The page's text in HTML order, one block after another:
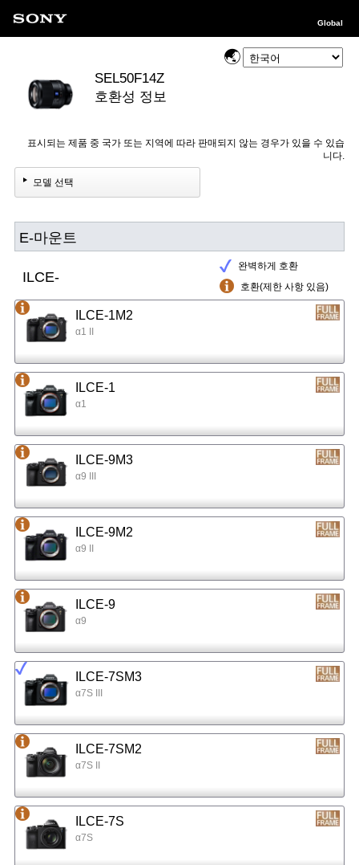
Global
SEL50F14Z
호환성 정보
표시되는 제품 중 국가 또는 지역에 따라 판매되지 않는 경우가 있을 수 있습
니다.
모델 선택
E-마운트
완벽하게 호환
호환(제한 사항 있음)
ILCE-
ILCE-1M2
α1 II
ILCE-1
α1
ILCE-9M3
α9 III
ILCE-9M2
α9 II
ILCE-9
α9
ILCE-7SM3
α7S III
ILCE-7SM2
α7S II
ILCE-7S
α7S